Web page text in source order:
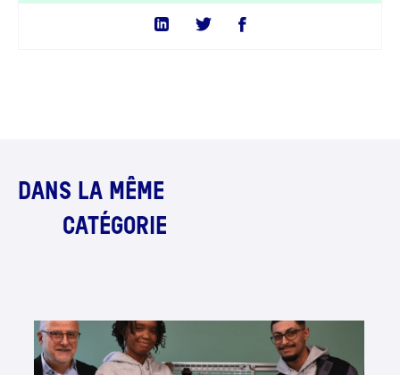
DANS LA MÊME
CATÉGORIE